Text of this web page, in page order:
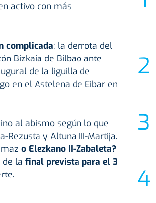
activo con más
complicada: la derrota del
Bizkaia de Bilbao ante
de la liguilla de
en el Astelena de Eibar en
al abismo según lo que
Rezusta y Altuna III-Martija.
o Elezkano II-Zabaleta?
de la final prevista para el 3